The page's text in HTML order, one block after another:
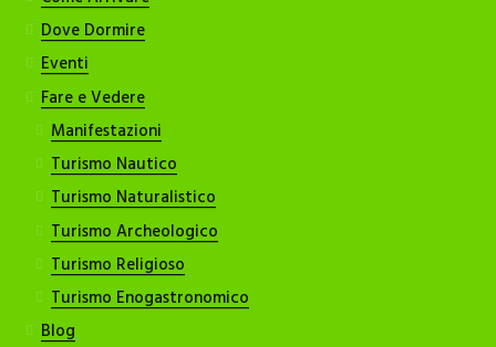
Dove Dormire
Eventi
Fare e Vedere
Manifestazioni
Turismo Nautico
Turismo Naturalistico
Turismo Archeologico
Turismo Religioso
Turismo Enogastronomico
Blog